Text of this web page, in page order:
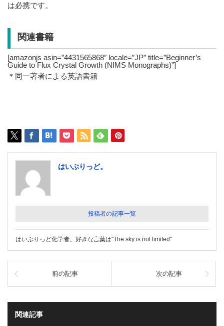
は必携です。
関連書籍
[amazonjs asin=”4431565868″ locale=”JP” title=”Beginner’s
Guide to Flux Crystal Growth (NIMS Monographs)”]
＊同一著者による英語書籍
はいぶりっど。
投稿者の記事一覧
はいぶりっど化学者。好きな言葉は"The sky is not limited"
前の記事 次の記事
関連記事